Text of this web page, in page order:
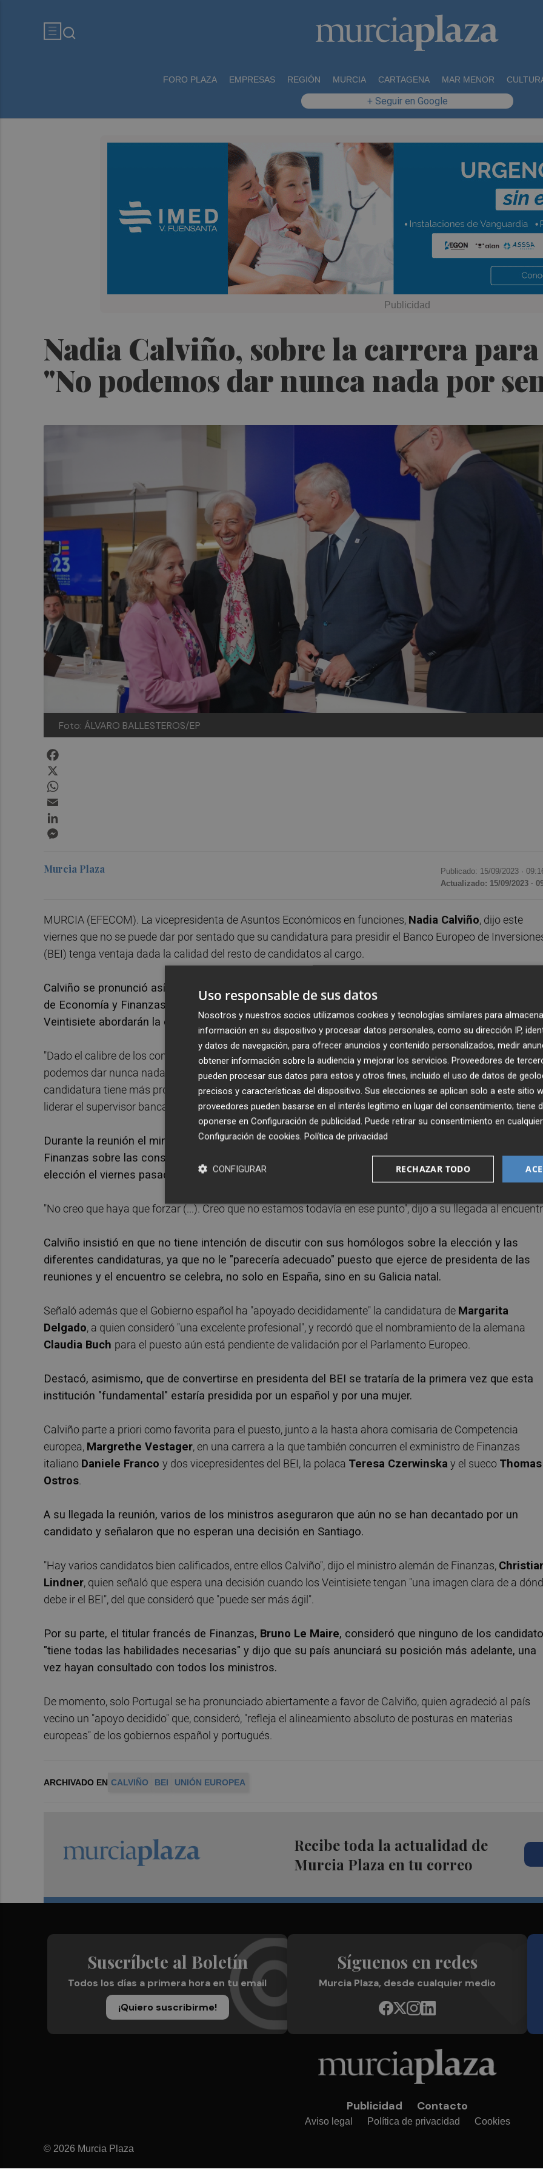
FORO PLAZA EMPRESAS REGIÓN MURCIA CARTAGENA MAR MENOR
+ Seguir en Google
Nadia Calviño, sobre la carrera
"No podemos dar nunca nada por
Foto: ÁLVARO BALLESTEROS/EP
Murcia Plaza Publicado: 15/09/2023 ·
Actualizado: 15/09/2023 ·
MURCIA (EFECOM). La vicepresidenta de Asuntos Económicos en funciones, Nadia Calviño, dijo este
viernes que no se puede dar por sentado que su candidatura para presidir el Banco Europeo de
(BEI) tenga ventaja dada la calidad del resto de candidatos al cargo.
Calviño se pronunció así en declaraciones a los medios a su llegada a la reunión informal de
de Economía y Finanzas de la Unión Europea que se celebra en Santiago de Compostela, en la que
Veintisiete abordarán la cuestión pero no prevén elegir todavía un nombre.
"Dado el calibre de los competidores y de las personas que se están presentando para el puesto, creo que
podemos dar nunca nada por sentado", indicó la vicepresidenta española preguntada sobre si su
candidatura tiene más probabilidades de éxito dado queMargarita Delgadono ha sido nominada para
liderar el supervisor bancario europeo.
Durante la reunión el ministro belga de Finanzas,Vicent Van Peteghem
Finanzas sobre las consultas que han tenido lugar desde que se abrió formalmente el proceso de
elección el viernes pasado, aunque este descartó que la nominación vaya a producirse en Santiago.
"No creo que haya que forzar (...). Creo que no estamos todavía en ese punto", dijo a su llegada al
Calviño insistió en que no tiene intención de discutir con sus homólogos sobre la elección y las
diferentes candidaturas, ya que no le "parecería adecuado" puesto que ejerce de presidenta de las
reuniones y el encuentro se celebra, no solo en España, sino en su Galicia natal.
Señaló además que el Gobierno español ha "apoyado decididamente" la candidatura de Margarita
Delgado, a quien consideró "una excelente profesional", y recordó que el nombramiento de la alemana
Claudia Buch para el puesto aún está pendiente de validación por el Parlamento Europeo.
Destacó, asimismo, que de convertirse en presidenta del BEI se trataría de la primera vez que esta
institución "fundamental" estaría presidida por un español y por una mujer.
Calviño parte a priori como favorita para el puesto, junto a la hasta ahora comisaria de Competencia
europea, Margrethe Vestager, en una carrera a la que también concurren el exministro de Finanzas
italiano Daniele Franco y dos vicepresidentes del BEI, la polaca Teresa Czerwinska y el sueco Thomas
Ostros.
A su llegada la reunión, varios de los ministros aseguraron que aún no se han decantado por un
candidato y señalaron que no esperan una decisión en Santiago.
"Hay varios candidatos bien calificados, entre ellos Calviño", dijo el ministro alemán de Finanzas,
Lindner, quien señaló que espera una decisión cuando los Veintisiete tengan "una imagen clara de a
debe ir el BEI", del que consideró que "puede ser más ágil".
Por su parte, el titular francés de Finanzas, Bruno Le Maire, consideró que ninguno de los
"tiene todas las habilidades necesarias" y dijo que su país anunciará su posición más adelante, una
vez hayan consultado con todos los ministros.
De momento, solo Portugal se ha pronunciado abiertamente a favor de Calviño, quien agradeció al país
vecino un "apoyo decidido" que, consideró, "refleja el alineamiento absoluto de posturas en materias
europeas" de los gobiernos español y portugués.
ARCHIVADO EN CALVIÑO BEI UNIÓN EUROPEA
Recibe toda la actualidad de
Murcia Plaza en tu correo
Suscríbete al Boletín
Todos los días a primera hora en tu email
¡Quiero suscribirme!
Síguenos en redes
Murcia Plaza, desde cualquier medio
Publicidad Contacto
Aviso legal Política de privacidad Cookies
© 2026 Murcia Plaza
Uso responsable de sus datos
Nosotros y nuestros socios utilizamos cookies y tecnologías similares para
información en su dispositivo y procesar datos personales, como su dirección IP,
y datos de navegación, para ofrecer anuncios y contenido personalizados, medir
obtener información sobre la audiencia y mejorar los servicios. Proveedores de
pueden procesar sus datos para estos y otros fines, incluido el uso de datos de
precisos y características del dispositivo. Sus elecciones se aplican solo a este sitio
proveedores pueden basarse en el interés legítimo en lugar del consentimiento; tiene
oponerse en Configuración de publicidad. Puede retirar su consentimiento en
Configuración de cookies. Política de privacidad
RECHAZAR TODO
CONFIGURAR